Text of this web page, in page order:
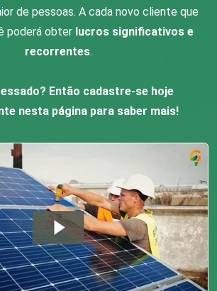
de pessoas. A cada novo cliente que
poderá obter lucros significativos e
recorrentes.
Então cadastre-se hoje
nesta página para saber mais!